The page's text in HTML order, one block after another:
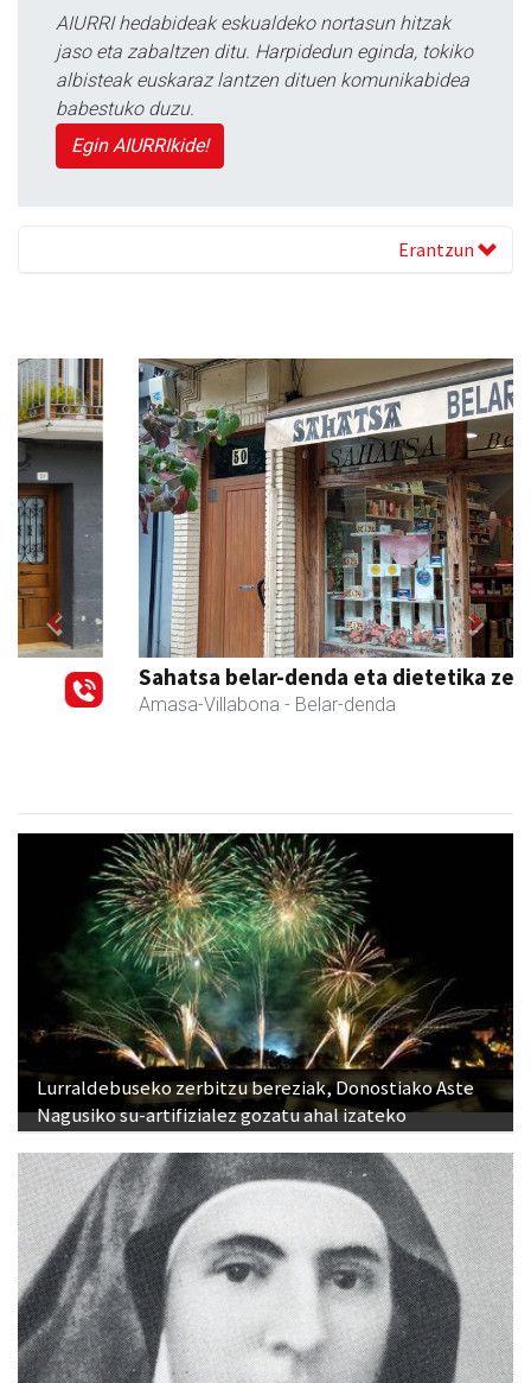
AIURRI hedabideak eskualdeko nortasun hitzak
jaso eta zabaltzen ditu. Harpidedun eginda, tokiko
albisteak euskaraz lantzen dituen komunikabidea
babestuko duzu.
Egin AIURRIkide!
Erantzun
Sahatsa belar-denda eta dietetika zentrua
Amasa-Villabona - Belar-denda
Previous Next
Lurraldebuseko zerbitzu bereziak, Donostiako Aste
Nagusiko su-artifizialez gozatu ahal izateko